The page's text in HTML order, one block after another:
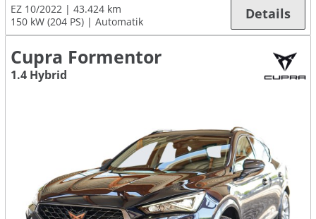
EZ 10/2022
43.424 km
150 kW (204 PS)
Automatik Details
Cupra Formentor
1.4 Hybrid